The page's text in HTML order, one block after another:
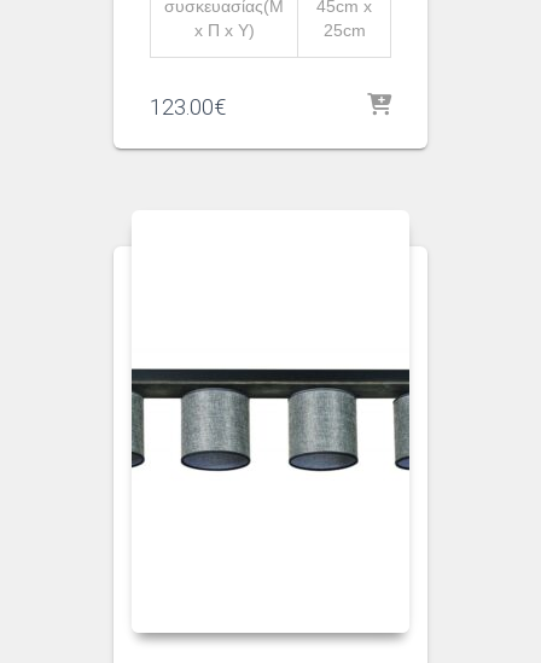
συσκευασίας(Μ
x Π x Υ)
45cm x
25cm
123.00€